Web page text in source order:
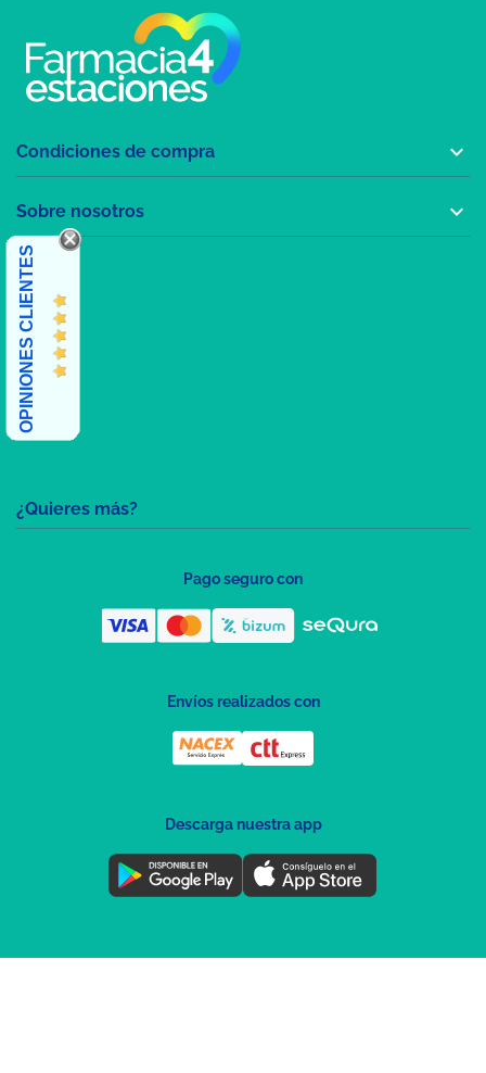
¿Quieres más?
Condiciones de compra 
Sobre nosotros 
OPINIONES CLIENTES
Pago seguro con
Envíos realizados con
Descarga nuestra app